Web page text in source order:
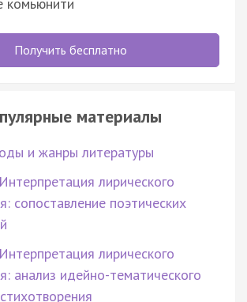
Получить бесплатно
материалы
и жанры литературы
лирического
сопоставление поэтических
лирического
анализ идейно-тематического